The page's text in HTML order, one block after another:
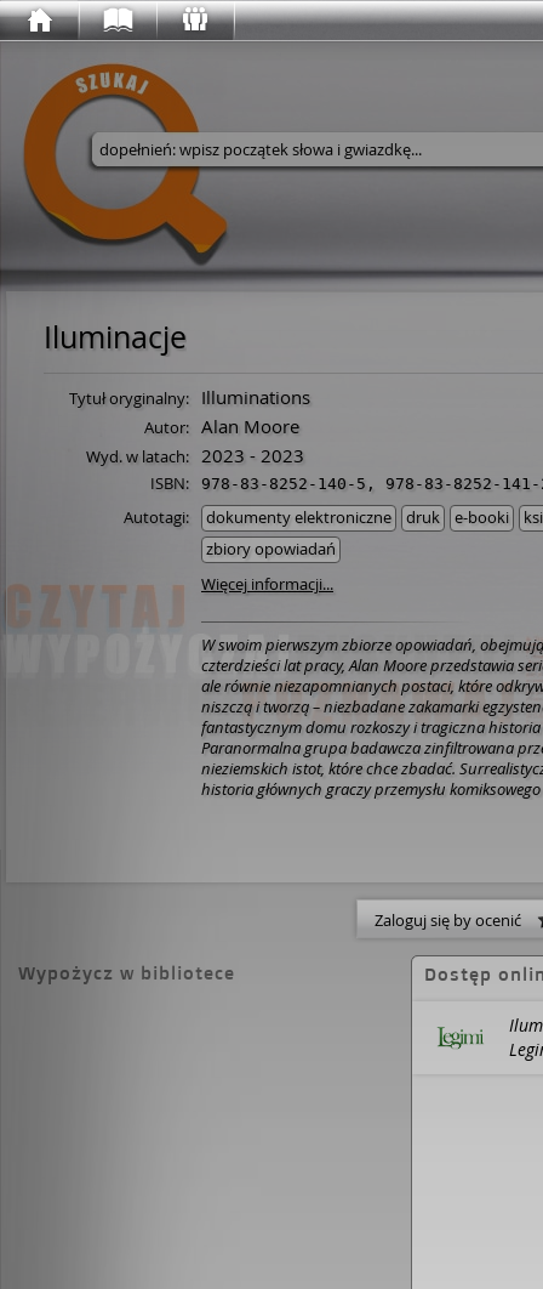
Wyszukaj w serwisie
Iluminacje
Tytuł oryginalny: Illuminations
Autor: Alan Moore
Wyd. w latach: 2023 - 2023
ISBN: 978-83-8252-140-5 , 978-83-8252-141-
Autotagi: dokumenty elektroniczne druk e-booki
zbiory opowiadań
Więcej informacji...
W swoim pierwszym zbiorze opowiadań,
czterdzieści lat pracy, Alan Moore przedstawia
ale równie niezapomnianych postaci, które
niszczą i tworzą – niezbadane zakamarki
fantastycznym domu rozkoszy i tragiczna historia
Paranormalna grupa badawcza zinfiltrowana
nieziemskich istot, które chce zbadać.
historia głównych graczy przemysłu
dogłębną znajomość ludzkiej natury. Alan Moore
angielskim pisarzem uznawanym powszechnie
najbardziej inspirującego scenarzystę w historii
nowatorskie dzieła to między innymiTop 10 ,
V jak
Sagi o potworze z bagien,
(uznawanego za jedną z najlepszych opowieści o
Zaloguj się by ocenić
Wypożycz w bibliotece Dostęp